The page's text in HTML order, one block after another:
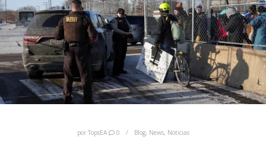
por TopsEA 0 Blog, News, Noticias